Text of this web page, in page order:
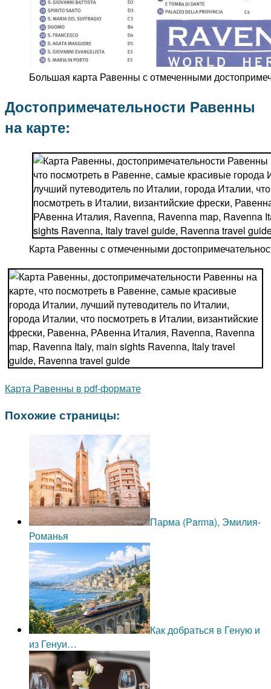
Большая карта Равенны с отмеченными
Достопримечательности Равенны
на карте:
Карта Равенны с отмеченными
Карта Равенны в pdf-формате
Похожие страницы:
Парма (Parma), Эмилия-
Романья
Как добраться в Геную и
из Генуи…